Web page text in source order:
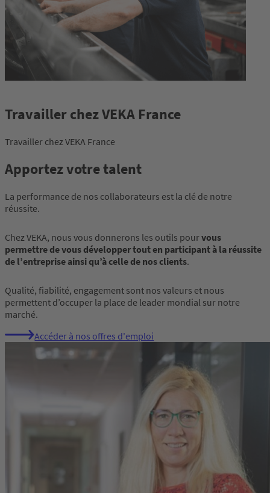
Travailler chez VEKA France
Travailler chez VEKA France
Apportez votre talent
La performance de nos collaborateurs est la clé de notre
réussite.
Chez VEKA, nous vous donnerons les outils pourvous
permettre de vous développer tout en participant à la réussite
de l’entreprise ainsi qu’à celle de nos clients.
Qualité, fiabilité, engagement sont nos valeurs et nous
permettent d’occuper la place de leader mondial sur notre
marché.
Accéder à nos offres d'emploi